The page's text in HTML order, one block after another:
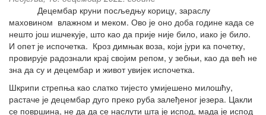
Децембар круни посљедњу корицу, зараслу
маховином влажном и меком. Ово је оно доба године када се
нешто још ишчекује, што као да прије није било, иако је било.
И опет је испочетка. Кроз димњак воза, који јури ка почетку,
провирује радознали крај својим репом, у зебњи, као да већ не
зна да су и децембар и живот увијек испочетка.
Шкрипи стрепња као слатко тијесто умијешено милошћу,
растаче је децембар дуго преко руба залеђеног језера. Цакли
се површина, не да да се наслути шта је испод, мада је испод